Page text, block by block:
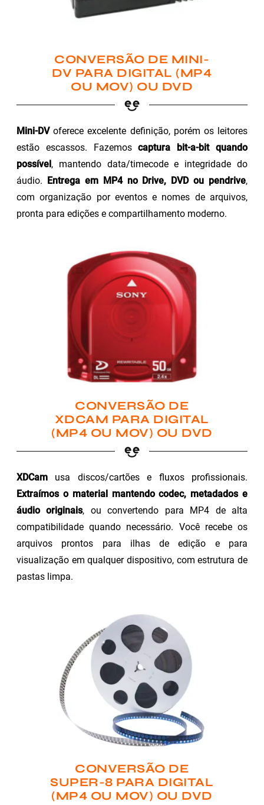
CONVERSÃO DE MINI-
DV PARA DIGITAL (MP4
OU MOV) OU DVD
Mini-DVoferece excelente definição, porém os leitores
estão escassos. Fazemoscaptura bit-a-bit quando
possível, mantendo data/timecode e integridade do
áudio. Entrega em MP4 no Drive, DVD ou pendrive,
com organização por eventos e nomes de arquivos,
pronta para edições e compartilhamento moderno.
CONVERSÃO DE
XDCAM PARA DIGITAL
(MP4 OU MOV) OU DVD
XDCam usa discos/cartões e fluxos profissionais.
Extraímos o material mantendo codec, metadados e
áudio originais, ou convertendo para MP4 de alta
compatibilidade quando necessário. Você recebe os
arquivos prontos para ilhas de edição e para
visualização em qualquer dispositivo, com estrutura de
pastas limpa.
CONVERSÃO DE
SUPER-8 PARA DIGITAL
(MP4 OU MOV) OU DVD